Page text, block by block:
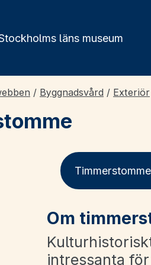
läns museum
/ Byggnadsvård / Exteriör
Timmerstomme
Om
intressanta